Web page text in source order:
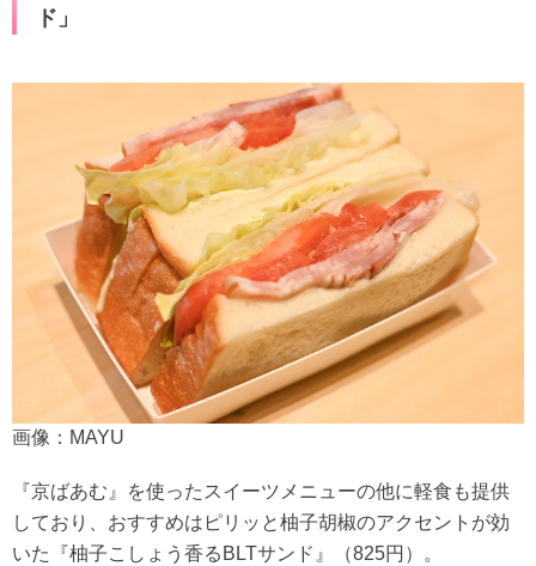
ド」
画像：MAYU
『京ばあむ』を使ったスイーツメニューの他に軽食も提供
しており、おすすめはピリッと柚子胡椒のアクセントが効
いた『柚子こしょう香るBLTサンド』（825円）。